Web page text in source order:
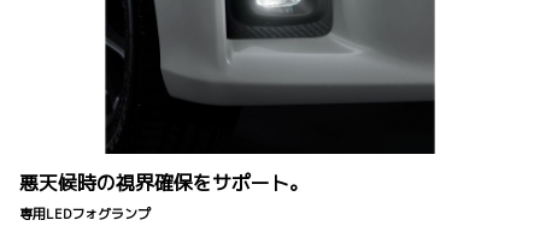
悪天候時の視界確保をサポート。
専用LEDフォグランプ